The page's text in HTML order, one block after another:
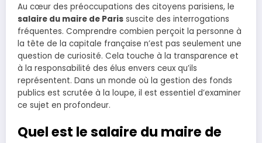
Au cœur des préoccupations des citoyens parisiens, le
salaire du maire de Paris suscite des interrogations
fréquentes. Comprendre combien perçoit la personne à
la tête de la capitale française n’est pas seulement une
question de curiosité. Cela touche à la transparence et
à la responsabilité des élus envers ceux qu’ils
représentent. Dans un monde où la gestion des fonds
publics est scrutée à la loupe, il est essentiel d’examiner
ce sujet en profondeur.
Quel est le salaire du maire de